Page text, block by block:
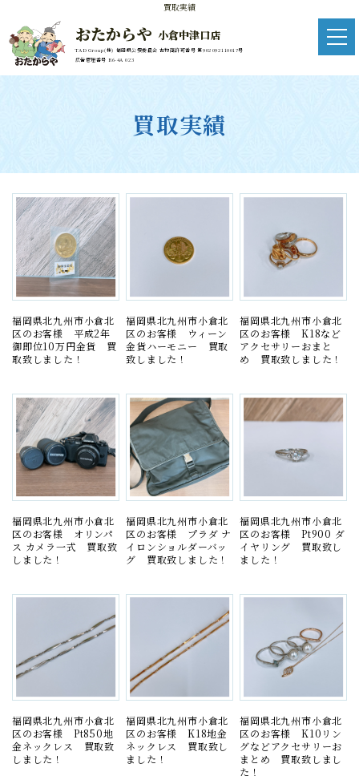
買取実績
おたからや 小倉中津口店
TAD Group(株) 福岡県公安委員会 古物商許可番号 第902092110017号
広告管理番号 R6-4A 023
買取実績
福岡県北九州市小倉北
区のお客様 平成2年
御即位10万円金貨 買
取致しました！
福岡県北九州市小倉北
区のお客様 ウィーン
金貨ハーモニー 買取
致しました！
福岡県北九州市小倉北
区のお客様 K18など
アクセサリーおまと
め 買取致しました！
福岡県北九州市小倉北
区のお客様 オリンパ
ス カメラ一式 買取致
しました！
福岡県北九州市小倉北
区のお客様 プラダ ナ
イロンショルダーバッ
グ 買取致しました！
福岡県北九州市小倉北
区のお客様 Pt900 ダ
イヤリング 買取致し
ました！
福岡県北九州市小倉北
区のお客様 Pt850地
金ネックレス 買取致
しました！
福岡県北九州市小倉北
区のお客様 K18地金
ネックレス 買取致し
ました！
福岡県北九州市小倉北
区のお客様 K10リン
グなどアクセサリーお
まとめ 買取致しまし
た！